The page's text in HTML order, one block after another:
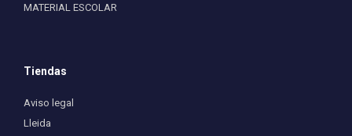
MATERIAL ESCOLAR
Tiendas
Aviso legal
Lleida